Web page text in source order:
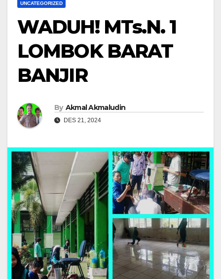
UNCATEGORIZED
WADUH! MTs.N. 1
LOMBOK BARAT
BANJIR
By Akmal Akmaludin
DES 21, 2024